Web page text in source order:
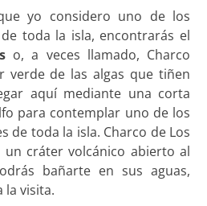
yo considero uno de los
toda la isla, encontrarás el
o, a veces llamado, Charco
verde de las algas que tiñen
aquí mediante una corta
para contemplar uno de los
de toda la isla. Charco de Los
un cráter volcánico abierto al
bañarte en sus aguas,
la visita.